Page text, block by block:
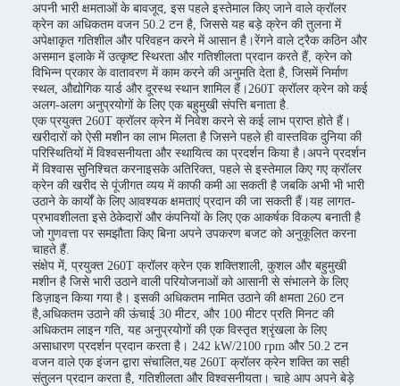
अपनी भारी क्षमताओं के बावजूद, इस पहले इस्तेमाल किए जाने वाले क्रॉलर
क्रेन का अधिकतम वजन 50.2 टन है, जिससे यह बड़े क्रेन की तुलना में
अपेक्षाकृत गतिशील और परिवहन करने में आसान है।रेंगने वाले ट्रैक कठिन और
असमान इलाके में उत्कृष्ट स्थिरता और गतिशीलता प्रदान करते हैं, क्रेन को
विभिन्न प्रकार के वातावरण में काम करने की अनुमति देता है, जिसमें निर्माण
स्थल, औद्योगिक यार्ड और दूरस्थ स्थान शामिल हैं।260T क्रॉलर क्रेन को कई
अलग-अलग अनुप्रयोगों के लिए एक बहुमुखी संपत्ति बनाता है.
एक प्रयुक्त 260T क्रॉलर क्रेन में निवेश करने से कई लाभ प्राप्त होते हैं।
खरीदारों को ऐसी मशीन का लाभ मिलता है जिसने पहले ही वास्तविक दुनिया की
परिस्थितियों में विश्वसनीयता और स्थायित्व का प्रदर्शन किया है।अपने प्रदर्शन
में विश्वास सुनिश्चित करनाइसके अतिरिक्त, पहले से इस्तेमाल किए गए क्रॉलर
क्रेन की खरीद से पूंजीगत व्यय में काफी कमी आ सकती है जबकि अभी भी भारी
उठाने के कार्यों के लिए आवश्यक क्षमताएं प्रदान की जा सकती हैं।यह लागत-
प्रभावशीलता इसे ठेकेदारों और कंपनियों के लिए एक आकर्षक विकल्प बनाती है
जो गुणवत्ता पर समझौता किए बिना अपने उपकरण बजट को अनुकूलित करना
चाहते हैं.
संक्षेप में, प्रयुक्त 260T क्रॉलर क्रेन एक शक्तिशाली, कुशल और बहुमुखी
मशीन है जिसे भारी उठाने वाली परियोजनाओं को आसानी से संभालने के लिए
डिज़ाइन किया गया है। इसकी अधिकतम नामित उठाने की क्षमता 260 टन
है,अधिकतम उठाने की ऊंचाई 30 मीटर, और 100 मीटर प्रति मिनट की
अधिकतम लाइन गति, यह अनुप्रयोगों की एक विस्तृत श्रृंखला के लिए
असाधारण प्रदर्शन प्रदान करता है। 242 kW/2100 rpm और 50.2 टन
वजन वाले एक इंजन द्वारा संचालित,यह 260T क्रॉलर क्रेन शक्ति का सही
संतुलन प्रदान करता है, गतिशीलता और विश्वसनीयता। चाहे आप अपने बेड़े